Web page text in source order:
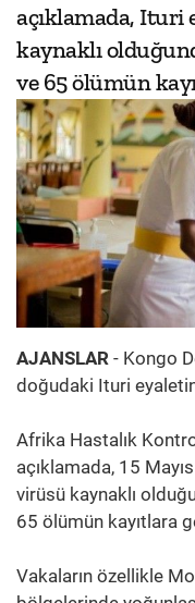
açıklamada, Ituri
kaynaklı
ve 65 ölümün
AJANSLAR - Kongo
doğudaki Ituri
Afrika Hastalık
açıklamada, 15
virüsü kaynaklı
65 ölümün kayıtlara
Vakaların özellikle